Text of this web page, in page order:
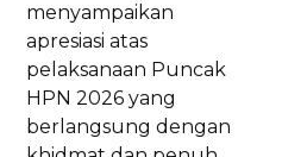
menyampaikan
apresiasi atas
pelaksanaan Puncak
HPN 2026 yang
berlangsung dengan